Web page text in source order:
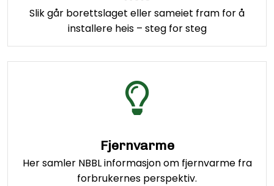
Slik går borettslaget eller sameiet fram for å
installere heis – steg for steg
Fjernvarme
Her samler NBBL informasjon om fjernvarme fra
forbrukernes perspektiv.